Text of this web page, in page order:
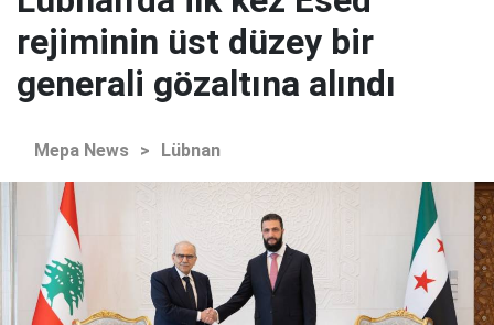
rejiminin üst düzey bir
generali gözaltına alındı
Mepa News > Lübnan